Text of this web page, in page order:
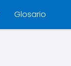
Glosario